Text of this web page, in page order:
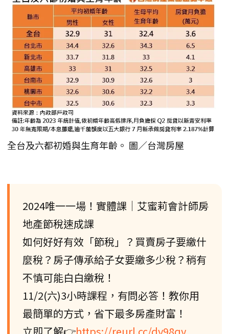
全台及六都初婚與生育年齡。 圖／台灣房屋
2024唯一一場！實體課│艾蜜莉會計師房
地產節稅速成課
如何好好有效「節稅」？買賣房子要繳什
麼稅？房子傳承給子女要繳多少稅？稍有
不慎可能白白繳稅！
11/2(六)3小時課程，有問必答！教你用
最簡單的方式，省下最多房產財富！